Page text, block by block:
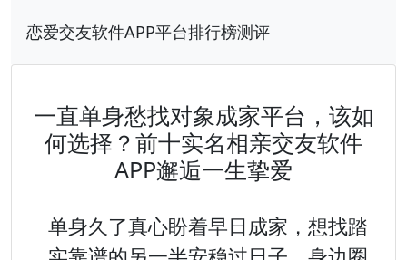
恋爱交友软件APP平台排行榜测评
一直单身愁找对象成家平台，该如
何选择？前十实名相亲交友软件
APP邂逅一生挚爱
单身久了真心盼着早日成家，想找踏